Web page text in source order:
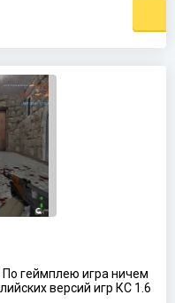
По геймплею игра ничем
версий игр КС 1.6